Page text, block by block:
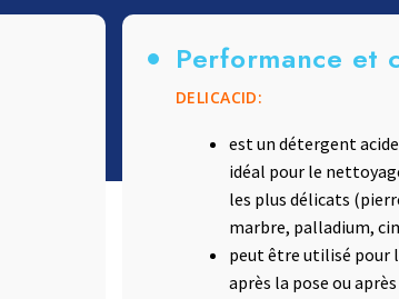
Performance et
DELICACID:
est un détergent
idéal pour le
les plus délicats
marbre, palladium,
peut être utilisé pour
après la pose ou